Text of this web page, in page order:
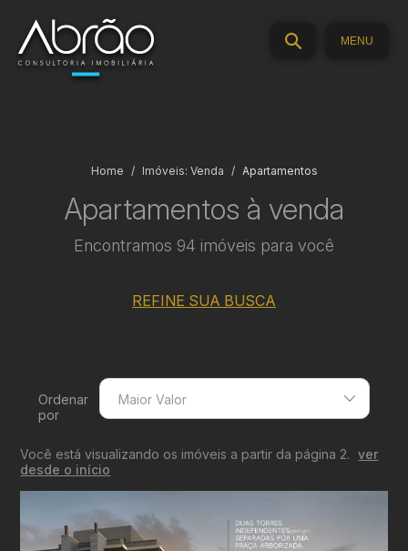
MENU
Home Imóveis: Venda Apartamentos
Apartamentos à venda
Encontramos 94 imóveis para você
REFINE SUA BUSCA
Ordenar
por
Maior Valor
Maior Valor
Menor Área
Maior Área
Recentes
Você está visualizando os imóveis a partir da página 2.
ver
desde o início